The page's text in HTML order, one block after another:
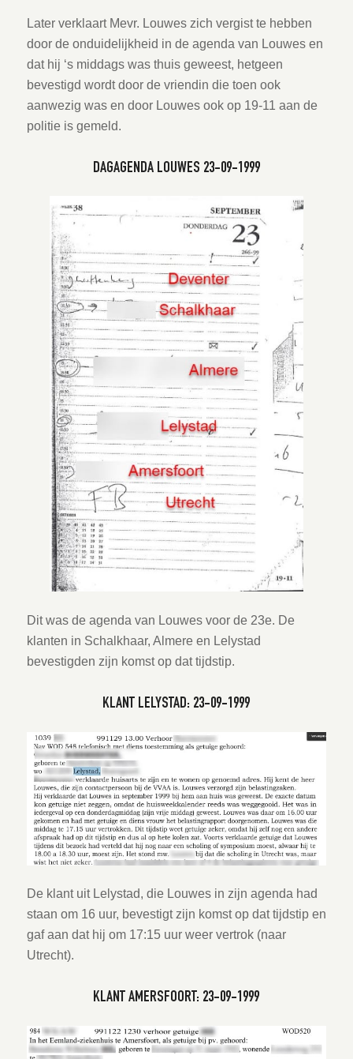
Later verklaart Mevr. Louwes zich vergist te hebben
door de onduidelijkheid in de agenda van Louwes en
dat hij ‘s middags was thuis geweest, hetgeen
bevestigd wordt door de vriendin die toen ook
aanwezig was en door Louwes ook op 19-11 aan de
politie is gemeld.
DAGAGENDA LOUWES 23-09-1999
Dit was de agenda van Louwes voor de 23e. De
klanten in Schalkhaar, Almere en Lelystad
bevestigden zijn komst op dat tijdstip.
KLANT LELYSTAD: 23-09-1999
De klant uit Lelystad, die Louwes in zijn agenda had
staan om 16 uur, bevestigt zijn komst op dat tijdstip en
gaf aan dat hij om 17:15 uur weer vertrok (naar
Utrecht).
KLANT AMERSFOORT: 23-09-1999